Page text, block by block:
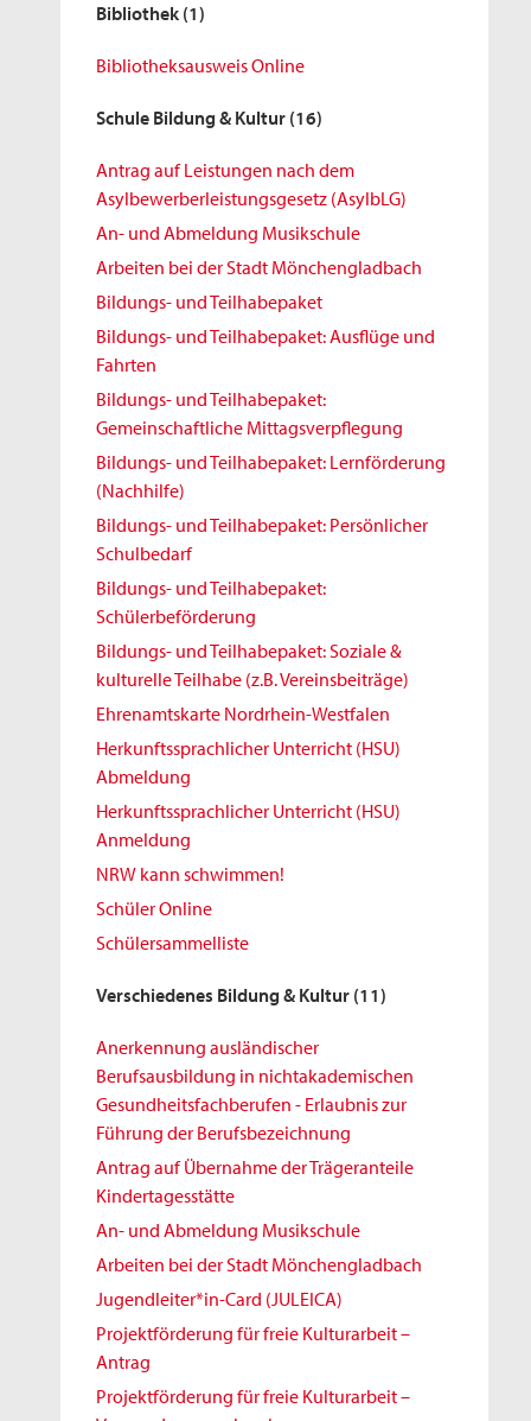
Bibliothek (1)
Bibliotheksausweis Online
Schule Bildung & Kultur (16)
Antrag auf Leistungen nach dem
Asylbewerberleistungsgesetz (AsylbLG)
An- und Abmeldung Musikschule
Arbeiten bei der Stadt Mönchengladbach
Bildungs- und Teilhabepaket
Bildungs- und Teilhabepaket: Ausflüge und
Fahrten
Bildungs- und Teilhabepaket:
Gemeinschaftliche Mittagsverpflegung
Bildungs- und Teilhabepaket: Lernförderung
(Nachhilfe)
Bildungs- und Teilhabepaket: Persönlicher
Schulbedarf
Bildungs- und Teilhabepaket:
Schülerbeförderung
Bildungs- und Teilhabepaket: Soziale &
kulturelle Teilhabe (z.B. Vereinsbeiträge)
Ehrenamtskarte Nordrhein-Westfalen
Herkunftssprachlicher Unterricht (HSU)
Abmeldung
Herkunftssprachlicher Unterricht (HSU)
Anmeldung
NRW kann schwimmen!
Schüler Online
Schülersammelliste
Verschiedenes Bildung & Kultur (11)
Anerkennung ausländischer
Berufsausbildung in nichtakademischen
Gesundheitsfachberufen - Erlaubnis zur
Führung der Berufsbezeichnung
Antrag auf Übernahme der Trägeranteile
Kindertagesstätte
An- und Abmeldung Musikschule
Arbeiten bei der Stadt Mönchengladbach
Jugendleiter*in-Card (JULEICA)
Projektförderung für freie Kulturarbeit –
Antrag
Projektförderung für freie Kulturarbeit –